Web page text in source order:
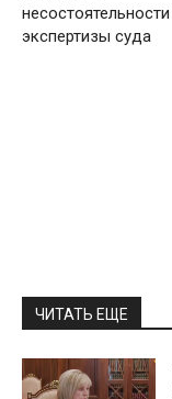
несостоятельности
экспертизы суда
ЧИТАТЬ ЕЩЕ